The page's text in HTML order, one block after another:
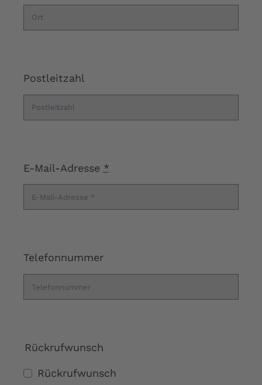
Postleitzahl
E-Mail-Adresse *
Telefonnummer
Rückrufwunsch
Rückrufwunsch